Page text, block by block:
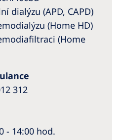
dialýzu (APD, CAPD)
(Home HD)
(Home
312
- 14:00 hod.